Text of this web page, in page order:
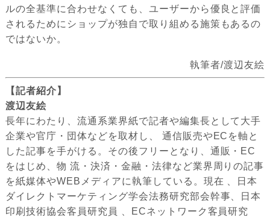
ルの全基準に合わせなくても、ユーザーから優良と評価
されるためにショップが独自で取り組める施策もあるの
ではないか。
執筆者/渡辺友絵
【記者紹介】
渡辺友絵
長年にわたり、流通系業界紙で記者や編集長として大手
企業や官庁・団体などを取材し、 通信販売やECを軸と
した記事を手がける。その後フリーとなり、通販・EC
をはじめ、物 流・決済・金融・法律など業界周りの記事
を紙媒体やWEBメディアに執筆している。現在 、日本
ダイレクトマーケティング学会法務研究部会幹事、日本
印刷技術協会客員研究員 、ECネットワーク客員研究